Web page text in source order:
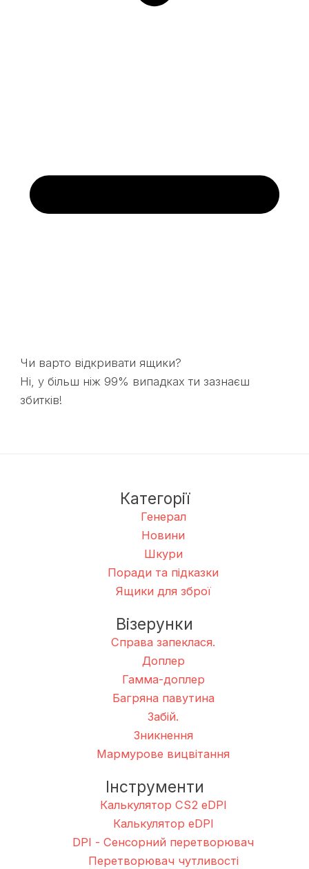
Чи варто відкривати ящики?
Ні, у більш ніж 99% випадках ти зазнаєш
збитків!
Категорії
Генерал
Новини
Шкури
Поради та підказки
Ящики для зброї
Візерунки
Справа запеклася.
Доплер
Гамма-доплер
Багряна павутина
Забій.
Зникнення
Мармурове вицвітання
Інструменти
Калькулятор CS2 eDPI
Калькулятор eDPI
DPI - Сенсорний перетворювач
Перетворювач чутливості